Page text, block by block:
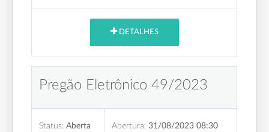
DETALHES
Pregão Eletrônico 49/2023
Status: Aberta Abertura: 31/08/2023 08:30